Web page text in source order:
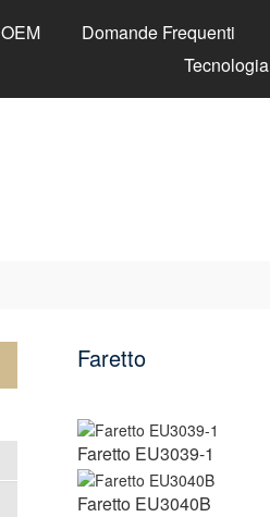
OEM Domande Frequenti
Tecnologia
Faretto
Faretto EU3039-1
Faretto EU3040B